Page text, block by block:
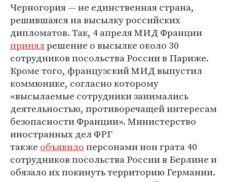
Черногория — не единственная страна,
решившаяся на высылку российских
дипломатов. Так, 4 апреля МИД Франции
принялрешение о высылке около 30
сотрудников посольства России в Париже.
Кроме того, французский МИД выпустил
коммюнике, согласно которому
«высылаемые сотрудники занимались
деятельностью, противоречащей интересам
безопасности Франции». Министерство
иностранных дел ФРГ
также объявилоперсонами нон грата 40
сотрудников посольства России в Берлине и
обязало их покинуть территорию Германии.